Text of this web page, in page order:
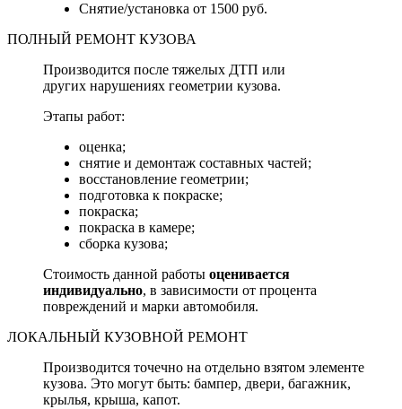
Снятие/установка от 1500 руб.
ПОЛНЫЙ РЕМОНТ КУЗОВА
Производится после тяжелых ДТП или
других нарушениях геометрии кузова.
Этапы работ:
оценка;
снятие и демонтаж составных частей;
восстановление геометрии;
подготовка к покраске;
покраска;
покраска в камере;
сборка кузова;
Стоимость данной работы оценивается
индивидуально, в зависимости от процента
повреждений и марки автомобиля.
ЛОКАЛЬНЫЙ КУЗОВНОЙ РЕМОНТ
Производится точечно на отдельно взятом элементе
кузова. Это могут быть: бампер, двери, багажник,
крылья, крыша, капот.